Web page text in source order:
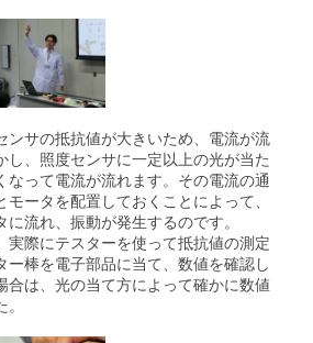
ンサの抵抗値が大きいため、電流が流
し、照度センサに一定以上の光が当た
なって電流が流れます。その電流の通
モータを配置しておくことによって、
流れ、振動が発生するのです。
実際にテスターを使って抵抗値の測定
ー棒を電子部品に当て、数値を確認し
合は、光の当て方によって確かに数値